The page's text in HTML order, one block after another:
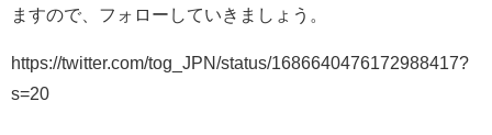
ますので、フォローしていきましょう。
https://twitter.com/tog_JPN/status/1686640476172988417?
s=20